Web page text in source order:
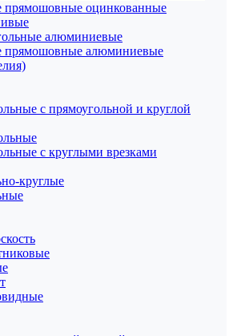
прямошовные оцинкованные
алюминиевые
прямошовные алюминиевые
с прямоугольной и круглой
с круглыми врезками
круглые